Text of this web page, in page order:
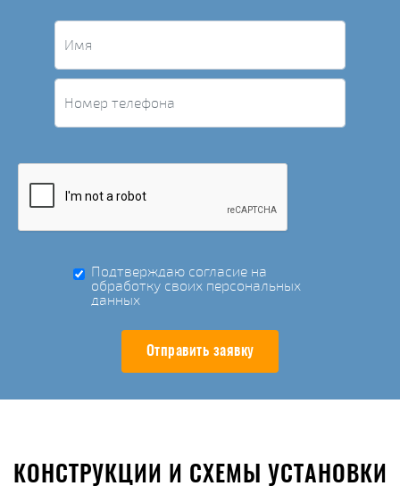
Подтверждаю согласие на
обработку своих персональных
данных
Отправить заявку
КОНСТРУКЦИИ И СХЕМЫ УСТАНОВКИ